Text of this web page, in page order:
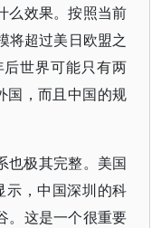
么效果。按照当前
将超过美日欧盟之
世界可能只有两
国，而且中国的规
也极其完整。美国
示，中国深圳的科
。这是一个很重要